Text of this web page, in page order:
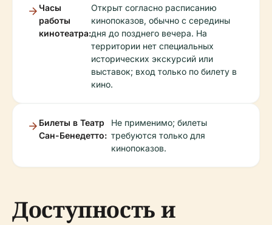
Часы
работы
кинотеатра:
Открыт согласно расписанию
кинопоказов, обычно с середины
дня до позднего вечера. На
территории нет специальных
исторических экскурсий или
выставок; вход только по билету в
кино.
Билеты в Театр
Сан-Бенедетто:
Не применимо; билеты
требуются только для
кинопоказов.
Доступность и